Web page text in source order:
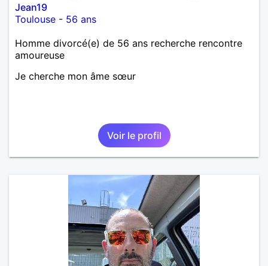
Jean19
Toulouse - 56 ans
Homme divorcé(e) de 56 ans recherche rencontre
amoureuse
Je cherche mon âme sœur
Voir le profil